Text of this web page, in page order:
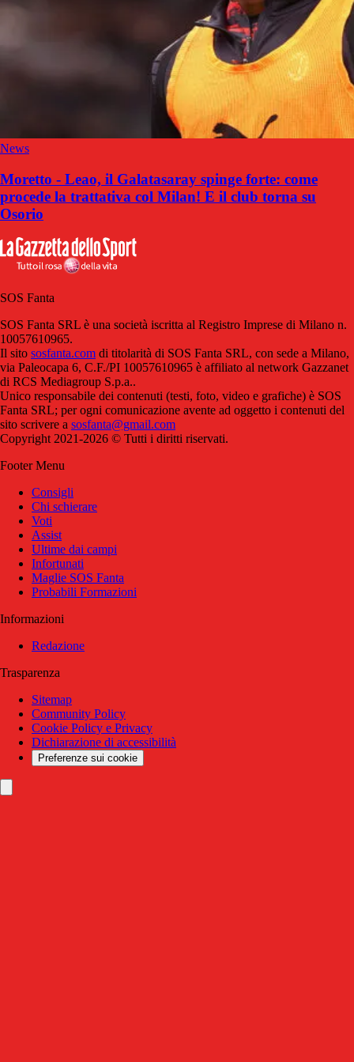
News
Moretto - Leao, il Galatasaray spinge forte: come
procede la trattativa col Milan! E il club torna su
Osorio
SOS Fanta
SOS Fanta SRL è una società iscritta al Registro Imprese di Milano n.
10057610965.
Il sito sosfanta.com di titolarità di SOS Fanta SRL, con sede a Milano,
via Paleocapa 6, C.F./PI 10057610965 è affiliato al network Gazzanet
di RCS Mediagroup S.p.a..
Unico responsabile dei contenuti (testi, foto, video e grafiche) è SOS
Fanta SRL; per ogni comunicazione avente ad oggetto i contenuti del
sito scrivere a sosfanta@gmail.com
Copyright 2021-2026 © Tutti i diritti riservati.
Footer Menu
Consigli
Chi schierare
Voti
Assist
Ultime dai campi
Infortunati
Maglie SOS Fanta
Probabili Formazioni
Informazioni
Redazione
Trasparenza
Sitemap
Community Policy
Cookie Policy e Privacy
Dichiarazione di accessibilità
Preferenze sui cookie